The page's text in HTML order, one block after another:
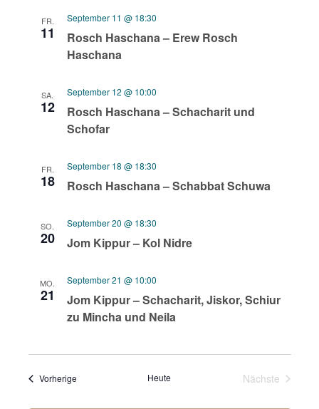
FR.
11
Rosch Haschana – Erew Rosch
Haschana
September 11 @ 18:30
SA.
12
Rosch Haschana – Schacharit und
Schofar
September 12 @ 10:00
FR.
18 Rosch Haschana – Schabbat Schuwa
September 18 @ 18:30
SO.
20 Jom Kippur – Kol Nidre
September 20 @ 18:30
MO.
21
Jom Kippur – Schacharit, Jiskor, Schiur
zu Mincha und Neila
September 21 @ 10:00
VorherigeVeranstaltungen Heute
Nächste